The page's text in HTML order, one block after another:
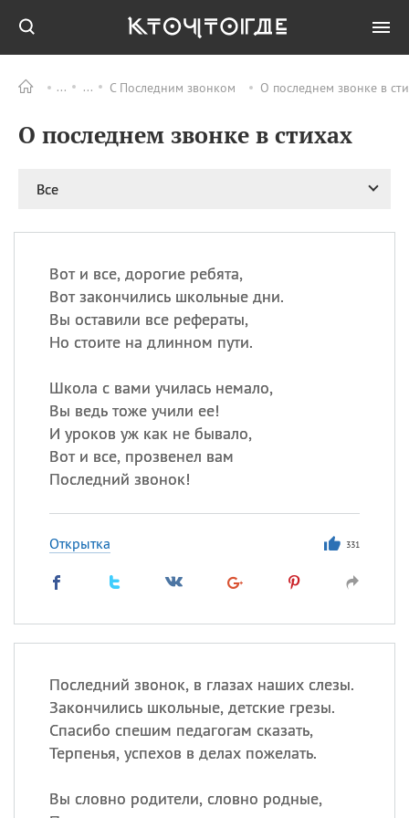
С Последним звонком О последнем звонке в
О последнем звонке в стихах
Все
Вот и все, дорогие ребята,
Вот закончились школьные дни.
Вы оставили все рефераты,
Но стоите на длинном пути.
Школа с вами училась немало,
Вы ведь тоже учили ее!
И уроков уж как не бывало,
Вот и все, прозвенел вам
Последний звонок!
Открытка 331
Последний звонок, в глазах наших слезы.
Закончились школьные, детские грезы.
Спасибо спешим педагогам сказать,
Терпенья, успехов в делах пожелать.
Вы словно родители, словно родные,
ПРАЗДНИКИ Все
09.08 День памяти жертв
09.08
Национальный день
рисового пудинга
09.08
День Дымняшки
(Smokey Bear Day)
ИМЕНА
Сегодня празднуют именины
и